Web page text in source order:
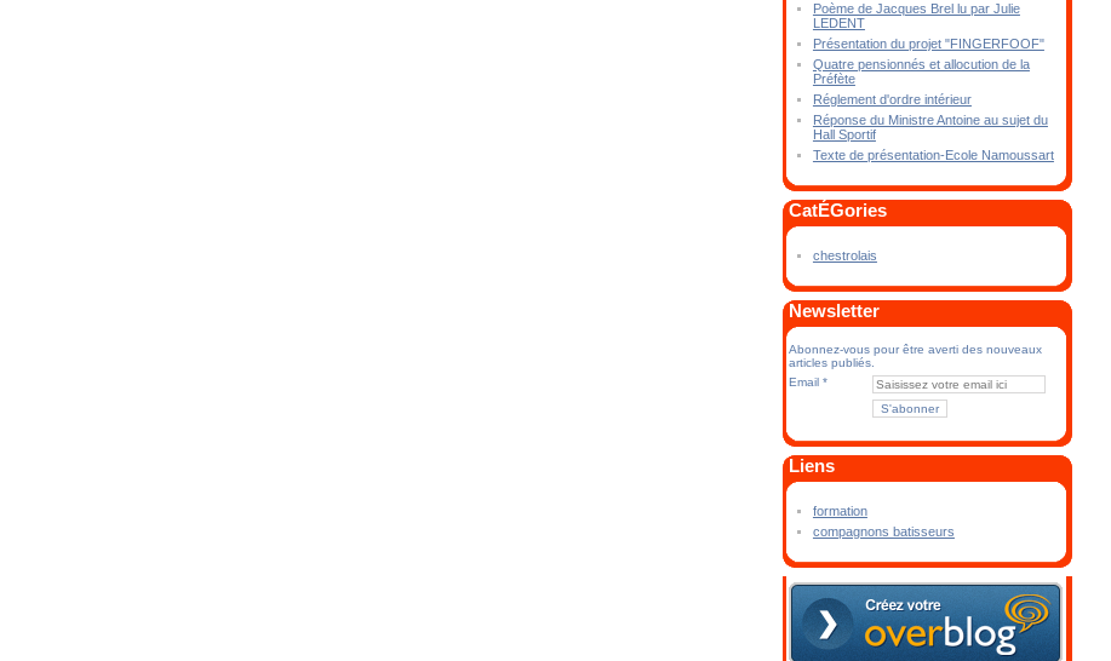
Poème de Jacques Brel lu par Julie
LEDENT
Présentation du projet "FINGERFOOF"
Quatre pensionnés et allocution de la
Préfète
Réglement d'ordre intérieur
Réponse du Ministre Antoine au sujet du
Hall Sportif
Texte de présentation-Ecole Namoussart
CatÉGories
chestrolais
Newsletter
Abonnez-vous pour être averti des nouveaux
articles publiés.
Email
Liens
formation
compagnons batisseurs